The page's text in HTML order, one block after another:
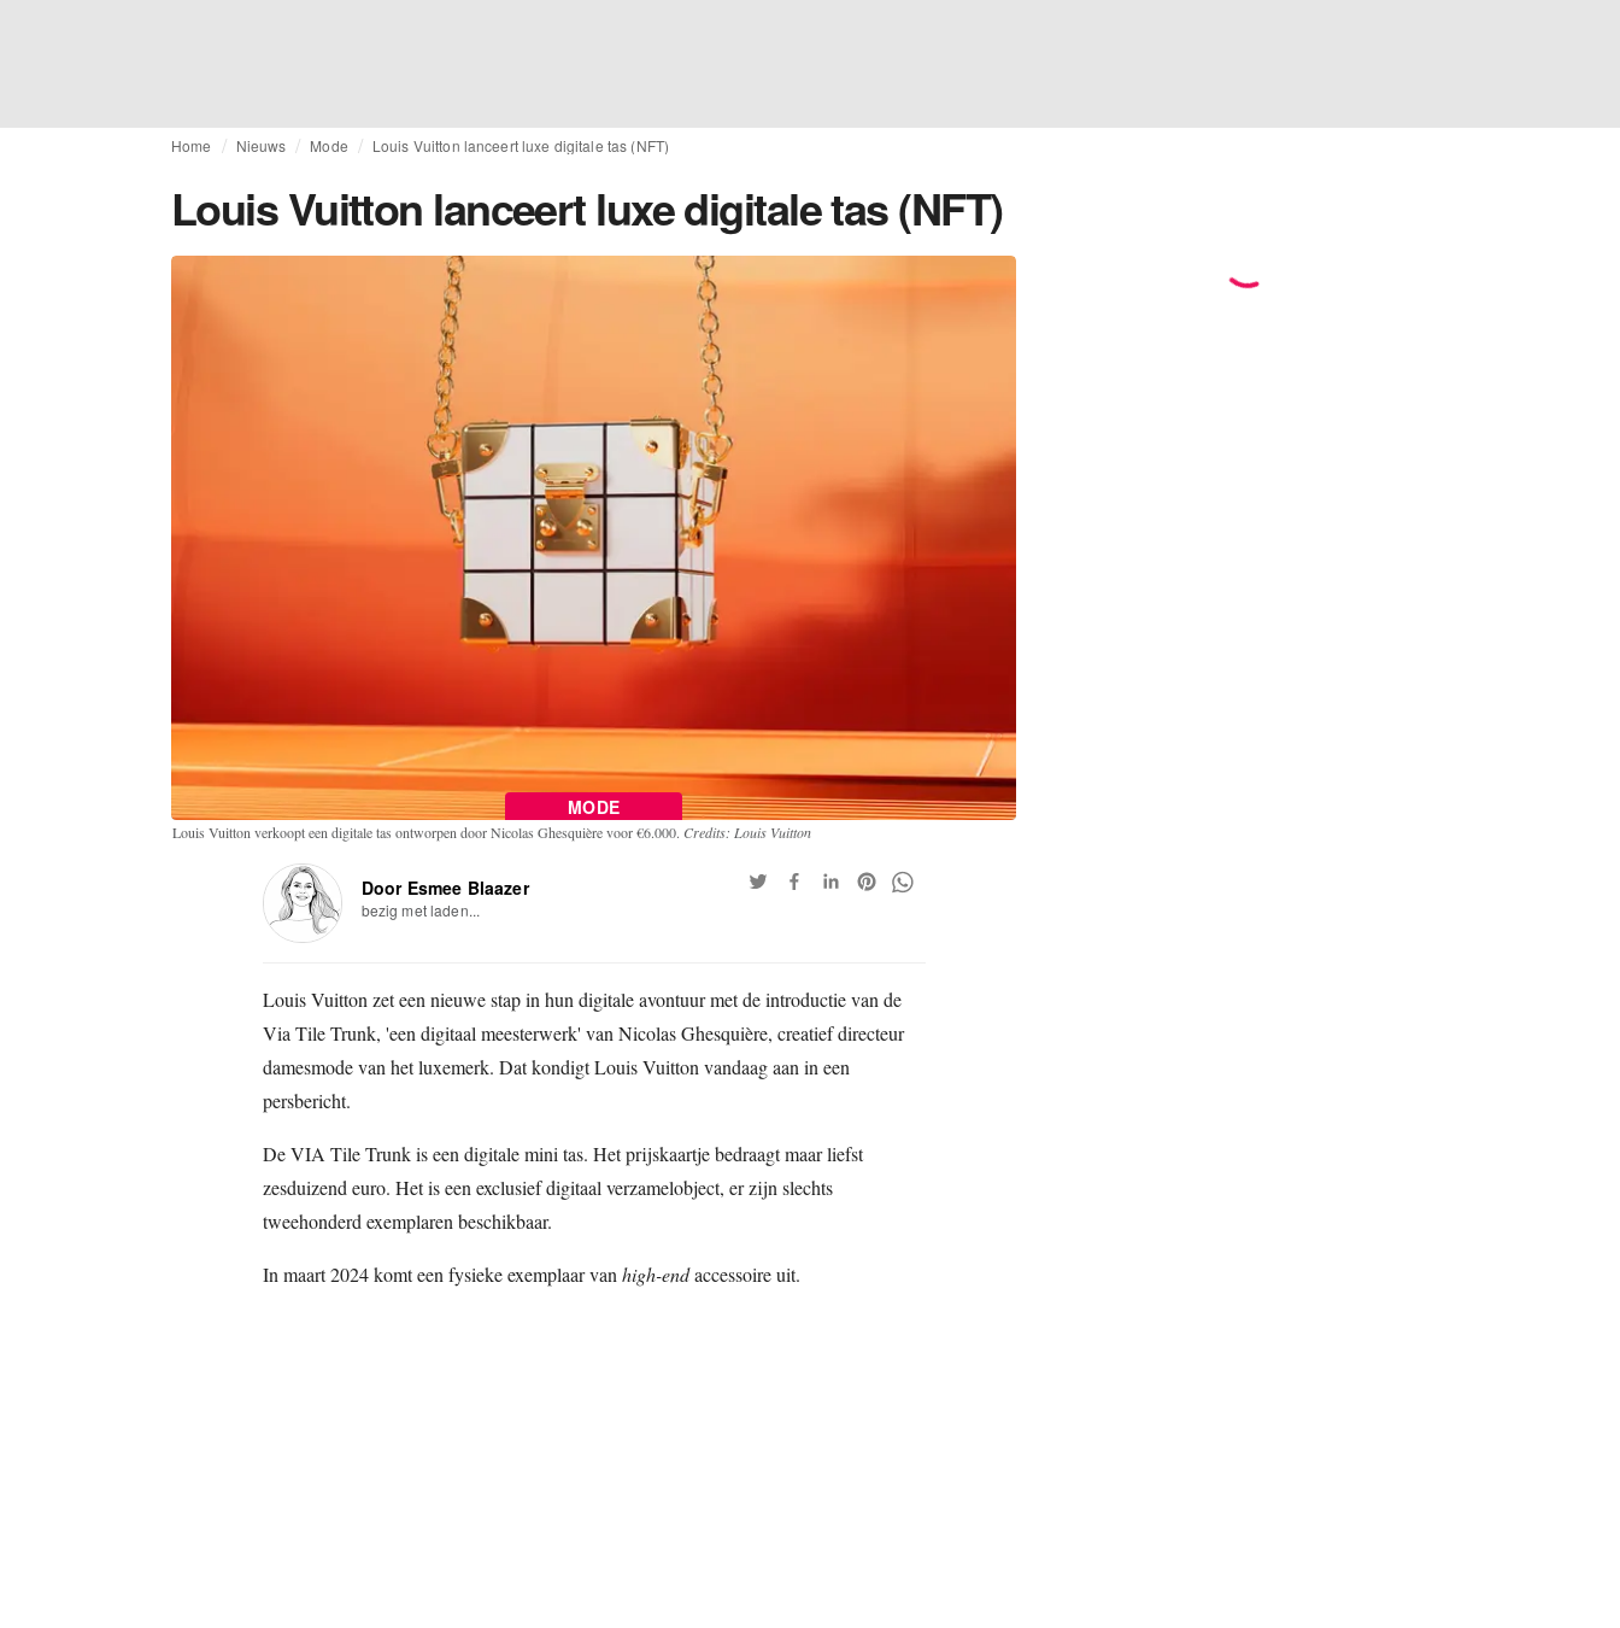
Home Nieuws Mode Louis Vuitton lanceert luxe digitale tas (NFT)
Louis Vuitton lanceert luxe digitale tas (NFT)
MODE
Louis Vuitton verkoopt een digitale tas ontworpen door Nicolas Ghesquière voor €6.000. Credits: Louis Vuitton
Door Esmee Blaazer
bezig met laden...
Louis Vuitton zet een nieuwe stap in hun digitale avontuur met de introductie van de
Via Tile Trunk, 'een digitaal meesterwerk' van Nicolas Ghesquière, creatief directeur
damesmode van het luxemerk. Dat kondigt Louis Vuitton vandaag aan in een
persbericht.
De VIA Tile Trunk is een digitale mini tas. Het prijskaartje bedraagt maar liefst
zesduizend euro. Het is een exclusief digitaal verzamelobject, er zijn slechts
tweehonderd exemplaren beschikbaar.
In maart 2024 komt een fysieke exemplaar van high-endaccessoire uit.